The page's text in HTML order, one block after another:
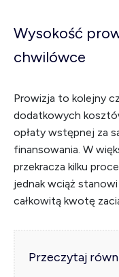
Wysokość
chwilówce
Prowizja to kolejny
dodatkowych
opłaty wstępnej za
finansowania. W
przekracza kilku
jednak wciąż
całkowitą kwotę
Przeczytaj